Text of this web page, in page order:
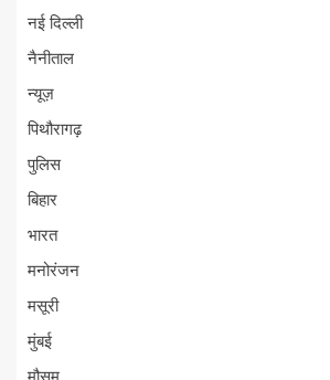
नई दिल्ली
नैनीताल
न्यूज़
पिथौरागढ़
पुलिस
बिहार
भारत
मनोरंजन
मसूरी
मुंबई